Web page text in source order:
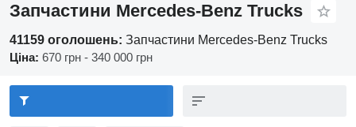
Запчастини Mercedes-Benz Trucks
41159 оголошень: Запчастини Mercedes-Benz Trucks
Ціна: 670 грн - 340 000 грн